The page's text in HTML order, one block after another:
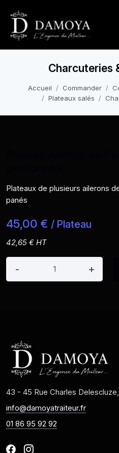
Charcuteries
Accueil Commander
Plateaux salés
Plateaux de plusieurs ailerons
panés
45,00 € / Plateau
42,65 € HT
- +
43 - 45 Rue Charles
info@damoyatraiteur.fr
01 86 95 92 92